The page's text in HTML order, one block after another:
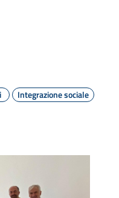
Integrazione sociale